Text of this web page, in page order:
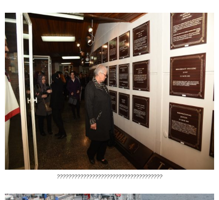
????????????????????????????????????